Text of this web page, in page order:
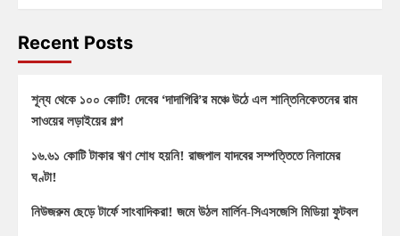
Recent Posts
শূন্য থেকে ১০০ কোটি! দেবের ‘দাদাগিরি’র মঞ্চে উঠে এল শান্তিনিকেতনের রাম
সাওয়ের লড়াইয়ের গল্প
১৬.৬১ কোটি টাকার ঋণ শোধ হয়নি! রাজপাল যাদবের সম্পত্তিতে নিলামের
ঘণ্টা!
নিউজরুম ছেড়ে টার্ফে সাংবাদিকরা! জমে উঠল মার্লিন-সিএসজেসি মিডিয়া ফুটবল